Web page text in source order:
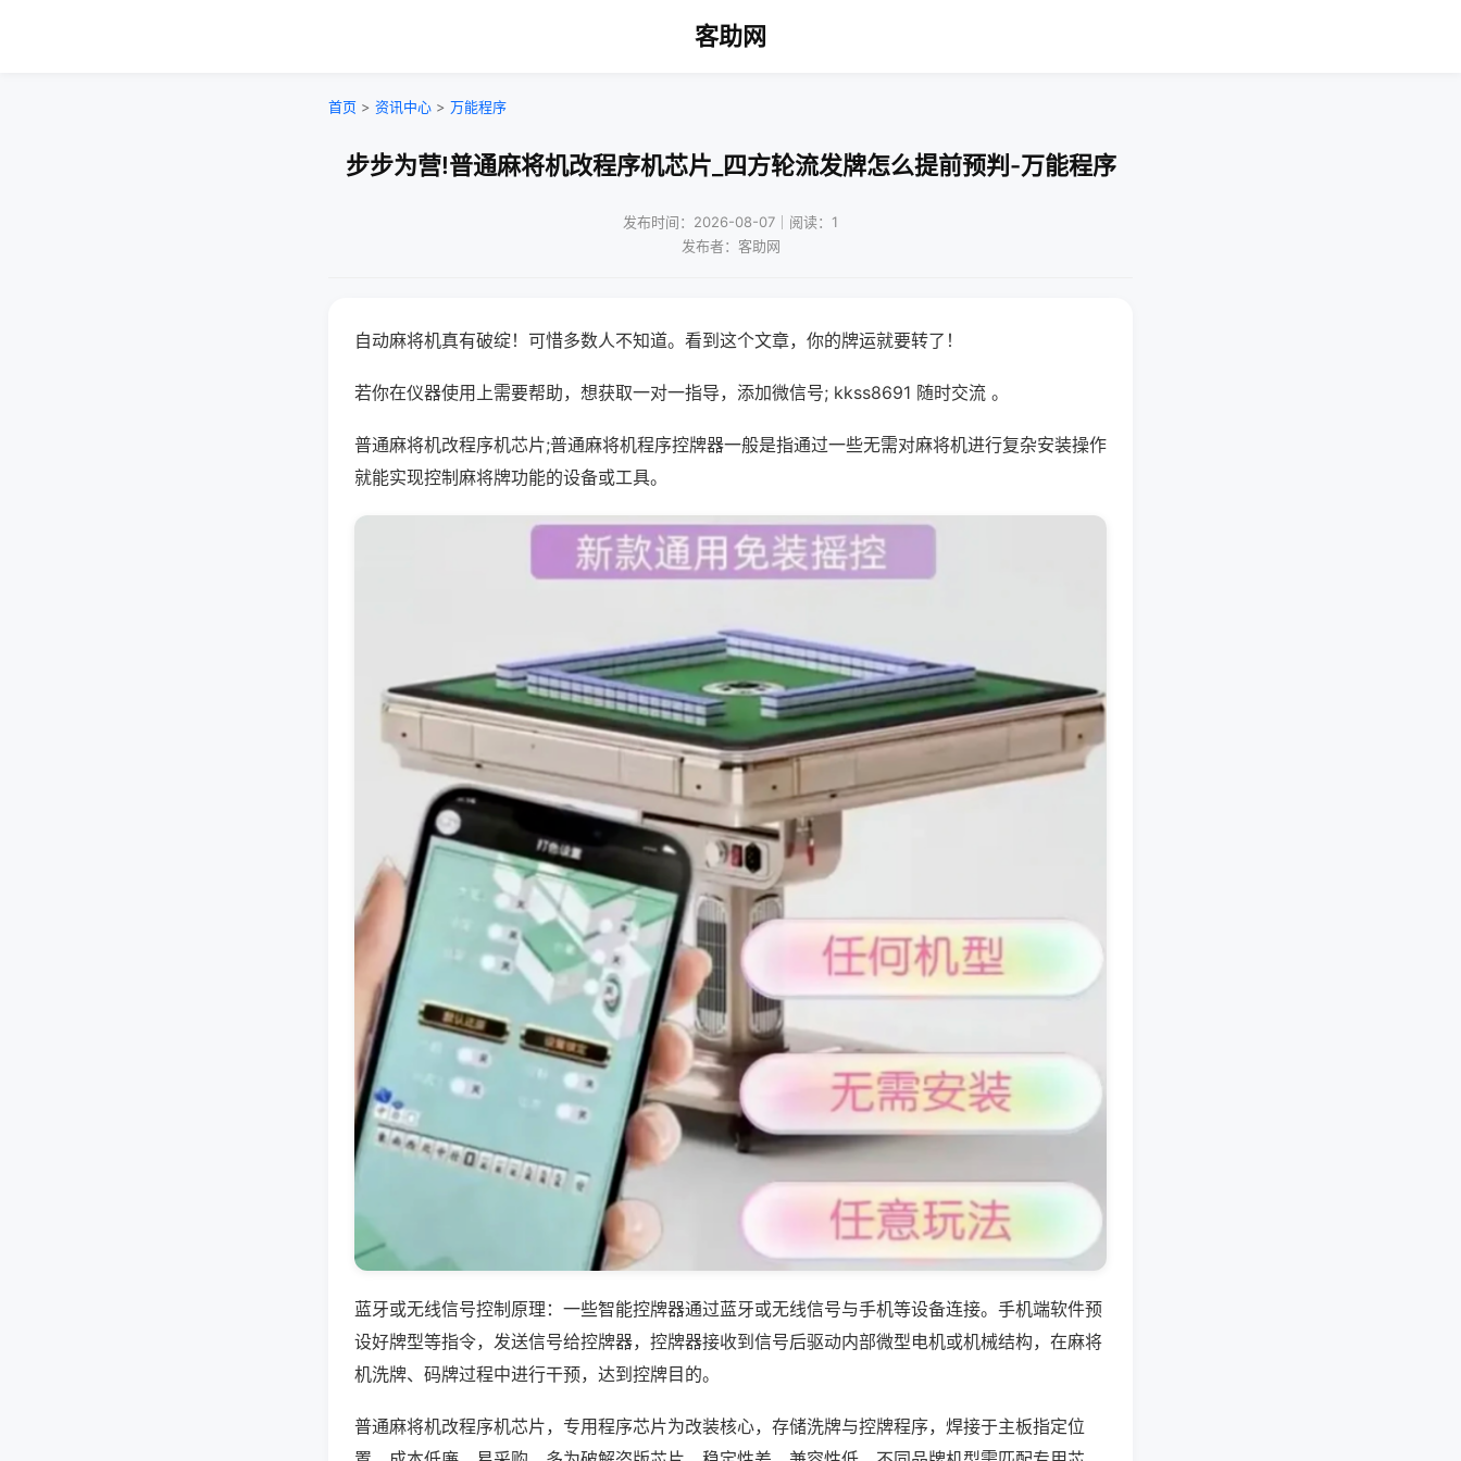
客助网
首页 > 资讯中心 > 万能程序
步步为营!普通麻将机改程序机芯片_四方轮流发牌怎么提前预判-万能程序
发布时间：2026-08-07｜阅读：1
发布者：客助网
自动麻将机真有破绽！可惜多数人不知道。看到这个文章，你的牌运就要转了！
若你在仪器使用上需要帮助，想获取一对一指导，添加微信号; kkss8691 随时交流 。
普通麻将机改程序机芯片;普通麻将机程序控牌器一般是指通过一些无需对麻将机进行复杂安装操作
就能实现控制麻将牌功能的设备或工具。
蓝牙或无线信号控制原理：一些智能控牌器通过蓝牙或无线信号与手机等设备连接。手机端软件预
设好牌型等指令，发送信号给控牌器，控牌器接收到信号后驱动内部微型电机或机械结构，在麻将
机洗牌、码牌过程中进行干预，达到控牌目的。
普通麻将机改程序机芯片，专用程序芯片为改装核心，存储洗牌与控牌程序，焊接于主板指定位